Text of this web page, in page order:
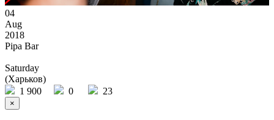
04
Aug
2018
Pipa Bar
Saturday
(Харьков)
1 900
0 23
×